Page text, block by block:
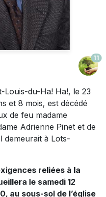
11
Louis-du-Ha! Ha!, le 23
et 8 mois, est décédé
de feu madame
Adrienne Pinet et de
demeurait à Lots-
reliées à la
le samedi 12
au sous-sol de l’église